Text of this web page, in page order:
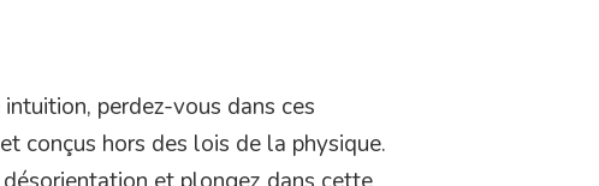
perdez-vous dans ces
conçus hors des lois de la physique.